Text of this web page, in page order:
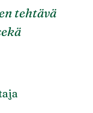
tehtävä